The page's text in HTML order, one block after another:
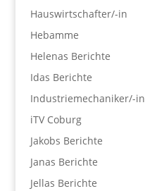
Hauswirtschafter/-in
Hebamme
Helenas Berichte
Idas Berichte
Industriemechaniker/-in
iTV Coburg
Jakobs Berichte
Janas Berichte
Jellas Berichte